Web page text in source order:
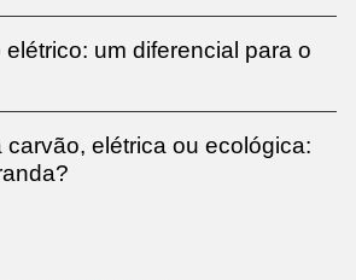
um diferencial para o
carvão, elétrica ou ecológica: